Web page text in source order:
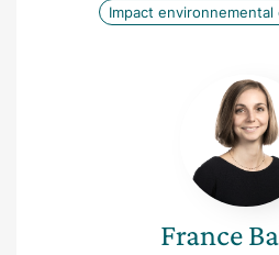
Impact
France